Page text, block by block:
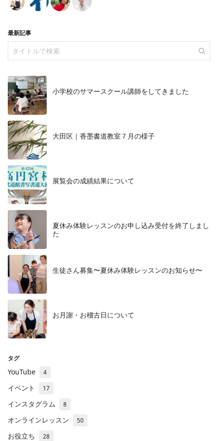
最新記事
小学校のサマースクール講師をしてきました
大田区｜香墨書道教室７月の様子
展覧会の成績結果について
夏休み体験レッスンのお申し込み受付を終了しまし
た
生徒さん募集〜夏休み体験レッスンのお知らせ〜
お月謝・お稽古日について
タグ
YouTube 4
イベント 17
インスタグラム 8
オンラインレッスン 50
お役立ち 28